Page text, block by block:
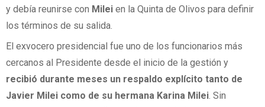
y debía reunirse con Milei en la Quinta de Olivos para definir
los términos de su salida.
El exvocero presidencial fue uno de los funcionarios más
cercanos al Presidente desde el inicio de la gestión y
recibió durante meses un respaldo explícito tanto de
Javier Milei como de su hermana Karina Milei. Sin